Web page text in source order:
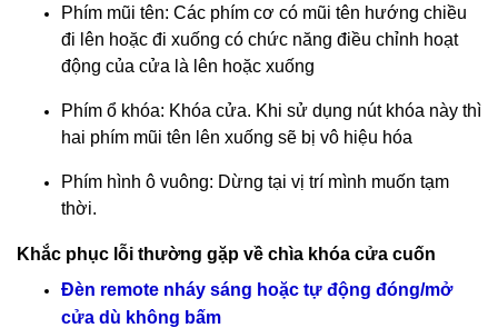
Phím mũi tên: Các phím cơ có mũi tên hướng chiều
đi lên hoặc đi xuống có chức năng điều chỉnh hoạt
động của cửa là lên hoặc xuống
Phím ổ khóa: Khóa cửa. Khi sử dụng nút khóa này thì
hai phím mũi tên lên xuống sẽ bị vô hiệu hóa
Phím hình ô vuông: Dừng tại vị trí mình muốn tạm
thời.
Khắc phục lỗi thường gặp về chìa khóa cửa cuốn
Đèn remote nháy sáng hoặc tự động đóng/mở
cửa dù không bấm